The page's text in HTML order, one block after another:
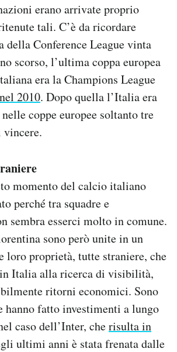
erano arrivate proprio
tali. C’è da ricordare
Conference League vinta
scorso, l’ultima coppa europea
era la Champions League
nel 2010. Dopo quella l’Italia era
coppe europee soltanto tre
vincere.
momento del calcio italiano
perché tra squadre e
sembra esserci molto in comune.
sono però unite in un
loro proprietà, tutte straniere, che
Italia alla ricerca di visibilità,
ritorni economici. Sono
hanno fatto investimenti a lungo
caso dell’Inter, cherisulta in
ultimi anni è stata frenata dalle